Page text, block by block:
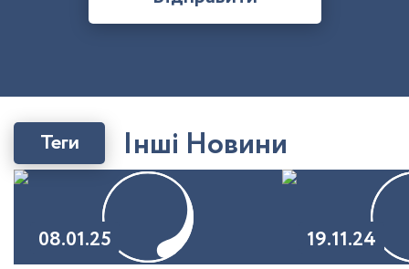
Інші Новини
Теги
08.01.25 19.11.24